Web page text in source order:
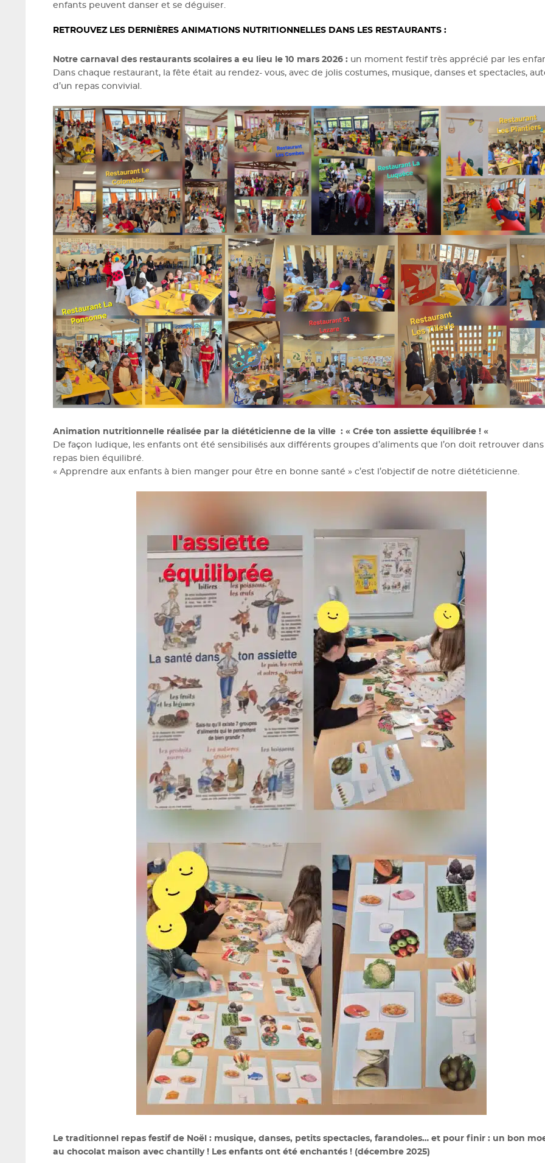
enfants peuvent danser et se déguiser.
RETROUVEZ LES DERNIÈRES ANIMATIONS NUTRITIONNELLES DANS LES RESTAURANTS :
Notre carnaval des restaurants scolaires a eu lieu le 10 mars 2026 : un moment festif très apprécié par les
Dans chaque restaurant, la fête était au rendez- vous, avec de jolis costumes, musique, danses et spectacles,
d’un repas convivial.
Animation nutritionnelle réalisée par la diététicienne de la ville : « Crée ton assiette équilibrée ! «
De façon ludique, les enfants ont été sensibilisés aux différents groupes d’aliments que l’on doit retrouver
repas bien équilibré.
« Apprendre aux enfants à bien manger pour être en bonne santé » c’est l’objectif de notre diététicienne.
Le traditionnel repas festif de Noël : musique, danses, petits spectacles, farandoles… et pour finir : un bon
au chocolat maison avec chantilly ! Les enfants ont été enchantés ! (décembre 2025)